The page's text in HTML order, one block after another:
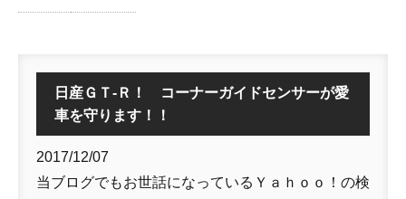
日産ＧＴ-Ｒ！ コーナーガイドセンサーが愛
車を守ります！！
2017/12/07
当ブログでもお世話になっているＹａｈｏｏ！の検